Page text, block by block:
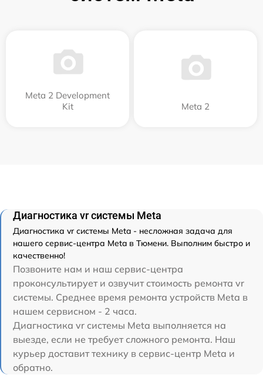
Meta 2 Development
Kit
Meta 2
Диагностика vr системы Meta
Диагностика vr системы Meta - несложная задача для
нашего сервис-центра Meta в Тюмени. Выполним быстро и
качественно!
Позвоните нам и наш сервис-центра
проконсультирует и озвучит стоимость ремонта vr
системы. Среднее время ремонта устройств Meta в
нашем сервисном - 2 часа.
Диагностика vr системы Meta выполняется на
выезде, если не требует сложного ремонта. Наш
курьер доставит технику в сервис-центр Meta и
обратно.